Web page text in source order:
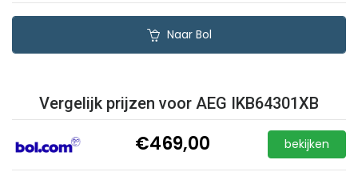
Naar Bol
Vergelijk prijzen voor AEG IKB64301XB
€469,00 bekijken